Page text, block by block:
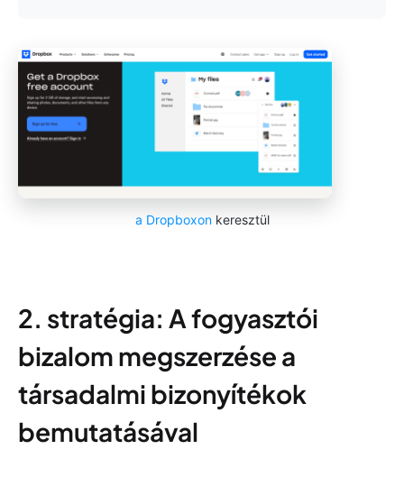
a Dropboxonkeresztül
2. stratégia: A fogyasztói
bizalom megszerzése a
társadalmi bizonyítékok
bemutatásával